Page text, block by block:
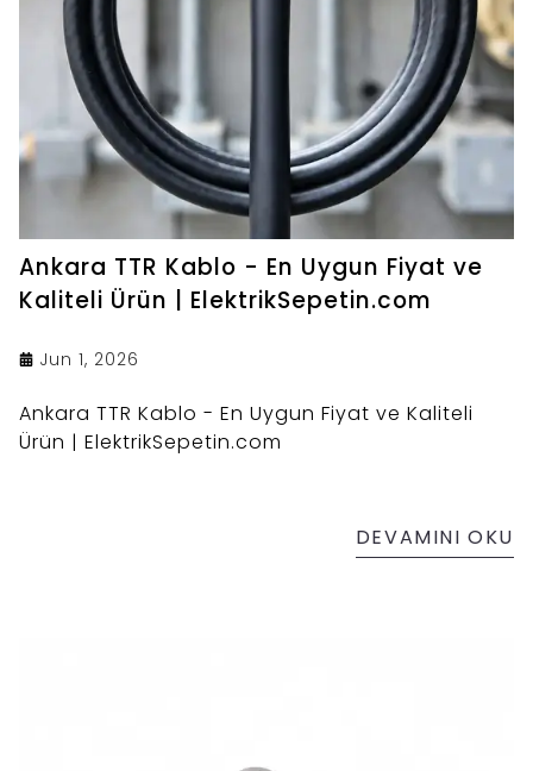
Ankara TTR Kablo - En Uygun Fiyat ve
Kaliteli Ürün | ElektrikSepetin.com
Jun 1, 2026
Ankara TTR Kablo - En Uygun Fiyat ve Kaliteli
Ürün | ElektrikSepetin.com
DEVAMINI OKU